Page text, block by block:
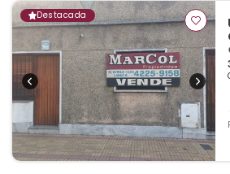
Destacada